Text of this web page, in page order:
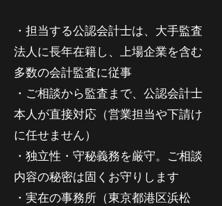
・担当する公認会計士は、大手監査
法人に長年在籍し、上場企業を含む
多数の会計監査に従事
・ご相談から監査まで、公認会計士
本人が直接対応（営業担当や下請け
に任せません）
・独立性・守秘義務を厳守。ご相談
内容の秘密は固くお守りします
・実在の事務所（東京都港区浜松